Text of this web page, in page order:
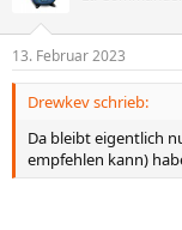
13. Februar 2023
Drewkev schrieb:
Da bleibt eigentlich
empfehlen kann)